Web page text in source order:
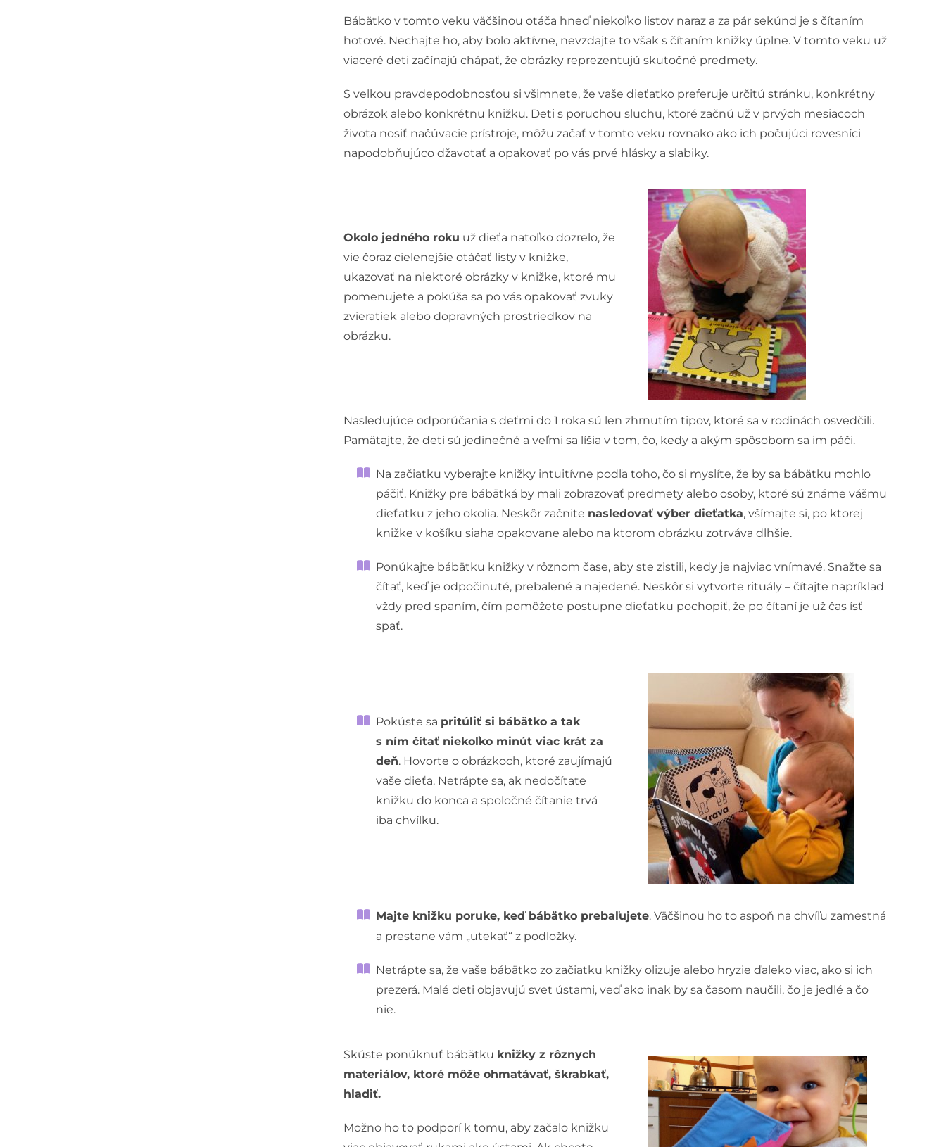
Bábätko v tomto veku väčšinou otáča hneď niekoľko listov naraz a za pár sekúnd je s čítaním
hotové. Nechajte ho, aby bolo aktívne, nevzdajte to však s čítaním knižky úplne. V tomto veku už
viaceré deti začínajú chápať, že obrázky reprezentujú skutočné predmety.
S veľkou pravdepodobnosťou si všimnete, že vaše dieťatko preferuje určitú stránku, konkrétny
obrázok alebo konkrétnu knižku. Deti s poruchou sluchu, ktoré začnú už v prvých mesiacoch
života nosiť načúvacie prístroje, môžu začať v tomto veku rovnako ako ich počujúci rovesníci
napodobňujúco džavotať a opakovať po vás prvé hlásky a slabiky.
Okolo jedného roku už dieťa natoľko dozrelo, že
vie čoraz cielenejšie otáčať listy v knižke,
ukazovať na niektoré obrázky v knižke, ktoré mu
pomenujete a pokúša sa po vás opakovať zvuky
zvieratiek alebo dopravných prostriedkov na
obrázku.
Nasledujúce odporúčania s deťmi do 1 roka sú len zhrnutím tipov, ktoré sa v rodinách osvedčili.
Pamätajte, že deti sú jedinečné a veľmi sa líšia v tom, čo, kedy a akým spôsobom sa im páči.
Na začiatku vyberajte knižky intuitívne podľa toho, čo si myslíte, že by sa bábätku mohlo
páčiť. Knižky pre bábätká by mali zobrazovať predmety alebo osoby, ktoré sú známe vášmu
dieťatku z jeho okolia. Neskôr začnite nasledovať výber dieťatka, všímajte si, po ktorej
knižke v košíku siaha opakovane alebo na ktorom obrázku zotrváva dlhšie.
Ponúkajte bábätku knižky v rôznom čase, aby ste zistili, kedy je najviac vnímavé. Snažte sa
čítať, keď je odpočinuté, prebalené a najedené. Neskôr si vytvorte rituály – čítajte napríklad
vždy pred spaním, čím pomôžete postupne dieťatku pochopiť, že po čítaní je už čas ísť
spať.
Pokúste sa pritúliť si bábätko a tak
s ním čítať niekoľko minút viac krát za
deň. Hovorte o obrázkoch, ktoré zaujímajú
vaše dieťa. Netrápte sa, ak nedočítate
knižku do konca a spoločné čítanie trvá
iba chvíľku.
Majte knižku poruke, keď bábätko prebaľujete. Väčšinou ho to aspoň na chvíľu zamestná
a prestane vám „utekať“ z podložky.
Netrápte sa, že vaše bábätko zo začiatku knižky olizuje alebo hryzie ďaleko viac, ako si ich
prezerá. Malé deti objavujú svet ústami, veď ako inak by sa časom naučili, čo je jedlé a čo
nie.
Skúste ponúknuť bábätku knižky z rôznych
materiálov, ktoré môže ohmatávať, škrabkať,
hladiť.
Možno ho to podporí k tomu, aby začalo knižku